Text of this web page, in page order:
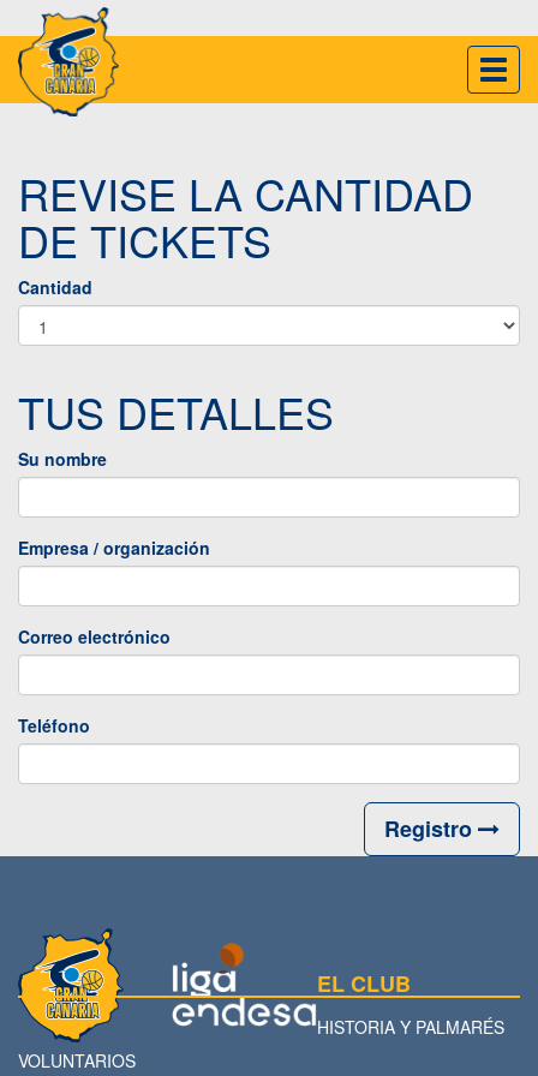
REVISE LA CANTIDAD
DE TICKETS
Cantidad
TUS DETALLES
Su nombre
Empresa / organización
Correo electrónico
Teléfono
Registro
EL CLUB
HISTORIA Y PALMARÉS
VOLUNTARIOS